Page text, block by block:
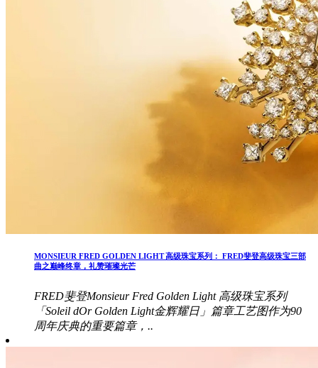
MONSIEUR FRED GOLDEN LIGHT 高级珠宝系列： FRED斐登高级珠宝三部
曲之巅峰终章，礼赞璀璨光芒
FRED斐登Monsieur Fred Golden Light 高级珠宝系列
「Soleil dOr Golden Light金辉耀日」篇章工艺图作为90
周年庆典的重要篇章，..